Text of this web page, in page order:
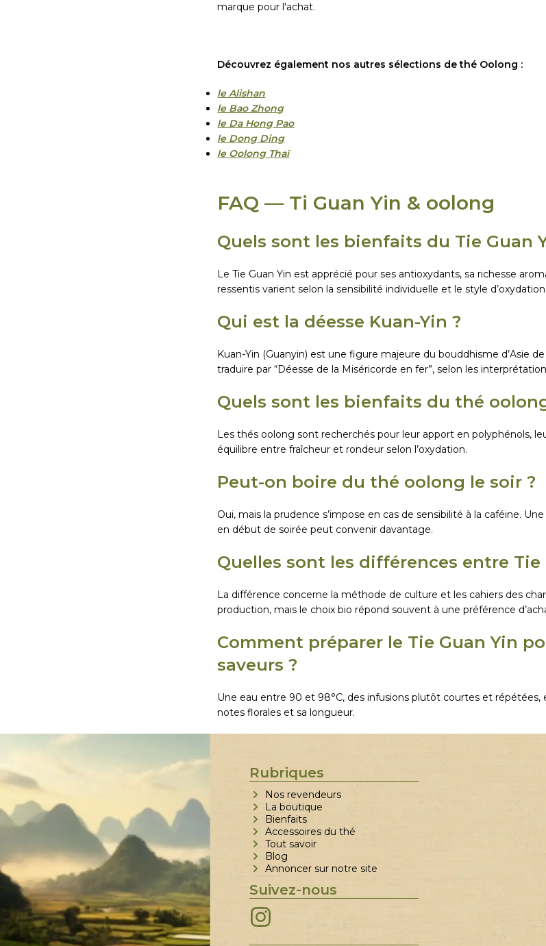
marque pour l'achat.
Découvrez également nos autres sélections de thé Oolong :
le Alishan
le Bao Zhong
le Da Hong Pao
le Dong Ding
le Oolong Thaï
FAQ — Ti Guan Yin & oolong
Quels sont les bienfaits du Tie Guan
Le Tie Guan Yin est apprécié pour ses antioxydants, sa richesse
ressentis varient selon la sensibilité individuelle et le style d’oxydation.
Qui est la déesse Kuan-Yin ?
Kuan-Yin (Guanyin) est une figure majeure du bouddhisme d’Asie
traduire par “Déesse de la Miséricorde en fer”, selon les
Quels sont les bienfaits du thé
Les thés oolong sont recherchés pour leur apport en polyphénols,
équilibre entre fraîcheur et rondeur selon l’oxydation.
Peut-on boire du thé oolong le soir ?
Oui, mais la prudence s’impose en cas de sensibilité à la caféine.
en début de soirée peut convenir davantage.
Quelles sont les différences entre
La différence concerne la méthode de culture et les cahiers des
production, mais le choix bio répond souvent à une préférence
Comment préparer le Tie Guan Yin
saveurs ?
Une eau entre 90 et 98°C, des infusions plutôt courtes et
notes florales et sa longueur.
Rubriques
Nos revendeurs
La boutique
Bienfaits
Accessoires du thé
Tout savoir
Blog
Annoncer sur notre site
Suivez-nous